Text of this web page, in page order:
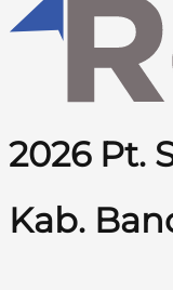
2026 Pt.
Kab.